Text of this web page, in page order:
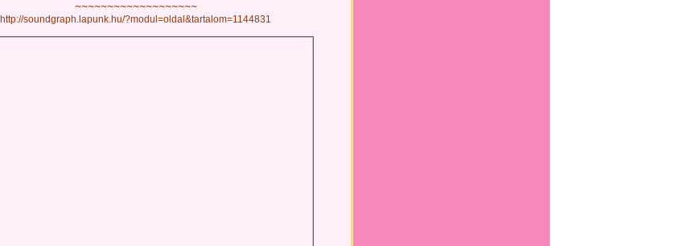
~~~~~~~~~~~~~~~~~~~
http://soundgraph.lapunk.hu/?modul=oldal&tartalom=1144831